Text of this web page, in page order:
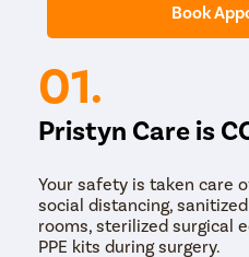
Book
01.
Pristyn Care is
Your safety is taken care
social distancing,
rooms, sterilized surgical
PPE kits during surgery.